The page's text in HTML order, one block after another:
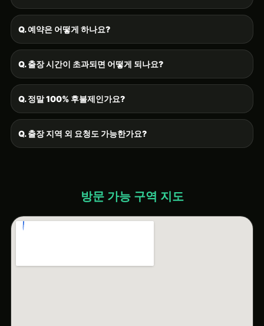
Q. 예약은 어떻게 하나요?
Q. 출장 시간이 초과되면 어떻게 되나요?
Q. 정말 100% 후불제인가요?
Q. 출장 지역 외 요청도 가능한가요?
방문 가능 구역 지도